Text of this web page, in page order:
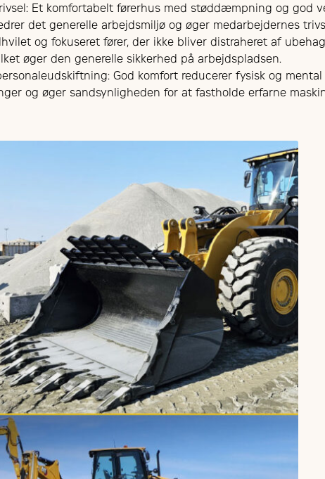
Et komfortabelt førerhus med støddæmpning og god
det generelle arbejdsmiljø og øger medarbejdernes
og fokuseret fører, der ikke bliver distraheret af
øger den generelle sikkerhed på arbejdspladsen.
God komfort reducerer fysisk og
og øger sandsynligheden for at fastholde erfarne